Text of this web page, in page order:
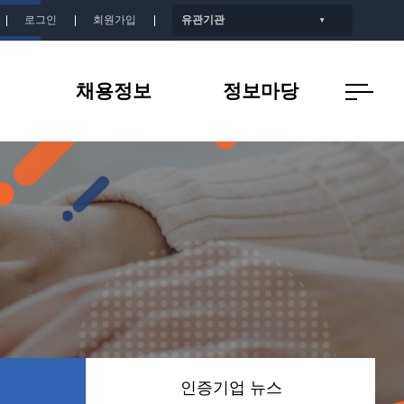
유관기관 ▼
회원가입
로그인
채용정보
인증기업 채용정보
정보마당
공지사항
인증기업 뉴스